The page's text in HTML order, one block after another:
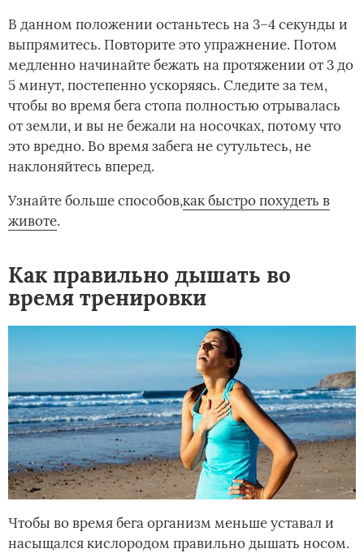
В данном положении останьтесь на 3–4 секунды и
выпрямитесь. Повторите это упражнение. Потом
медленно начинайте бежать на протяжении от 3 до
5 минут, постепенно ускоряясь. Следите за тем,
чтобы во время бега стопа полностью отрывалась
от земли, и вы не бежали на носочках, потому что
это вредно. Во время забега не сутультесь, не
наклоняйтесь вперед.
Узнайте больше способов,­­как быстро похудеть в
животе.
Как правильно дышать во
время тренировки
Чтобы во время бега организм меньше уставал и
насыщался кислородом правильно дышать носом.